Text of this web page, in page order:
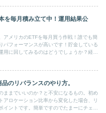
を毎月積み立て中！運用結果公
アメリカのETFを毎月買う作戦！誰でも簡
パフォーマンスが高いです！貯金している
用に回してみるのはどうでしょうか？経済
のリバランスのやり方。
ままでいいのか？と不安になるもの。初め
アロケーション比率から変化した場合、リ
イントです。簡単ですのでたまーにチェッ